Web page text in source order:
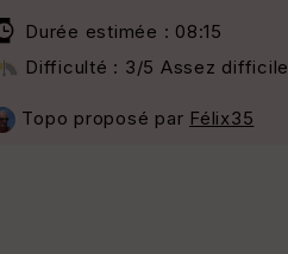
Durée estimée : 08:15
Difficulté : 3/5 Assez difficile
Topo proposé par Félix35